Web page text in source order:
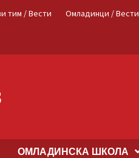
тим / Вести Омладинци / Вести
OМЛАДИНСКА ШКОЛА